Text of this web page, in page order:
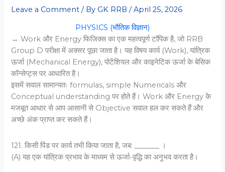
Leave a Comment / By GK RRB/April 25, 2026
PHYSICS (भौतिक विज्ञान)
→ Work और Energy फिजिक्स का एक महत्वपूर्ण टॉपिक है, जो RRB
Group D परीक्षा में अक्सर पूछा जाता है। यह विषय कार्य (Work), यांत्रिक
ऊर्जा (Mechanical Energy), पोटेंशियल और काइनेटिक ऊर्जा के बेसिक
कॉन्सेप्ट्स पर आधारित है।
इसमें सवाल सामान्यतः formulas, simple Numericals और
Conceptual understanding पर होते हैं। Work और Energy के
मजबूत आधार से आप आसानी से Objective सवाल हल कर सकते हैं और
अच्छे अंक प्राप्त कर सकते हैं।
121. किसी पिंड पर कार्य तभी किया जाता है, जब: _______ ।
(A) यह एक यांत्रिक प्रभाव के माध्‍यम से ऊर्जा-वृद्धि का अनुभव करता है।